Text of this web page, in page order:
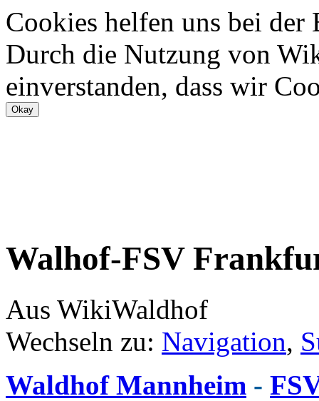
Cookies helfen uns bei
Durch die Nutzung von
einverstanden, dass wir
Walhof-FSV
Aus WikiWaldhof
Wechseln zu: Navigation,
Waldhof Mannheim -